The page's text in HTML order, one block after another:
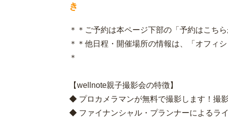
き
＊＊ご予約は本ページ下部の「予約はこち
＊＊他日程・開催場所の情報は、「オフィ
＊
【wellnote親子撮影会の特徴】
◆ プロカメラマンが無料で撮影します！撮
◆ ファイナンシャル・プランナーによるラ